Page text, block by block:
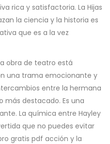
rica y satisfactoria. La Hijas
la ciencia y la historia es
que es a la vez
obra de teatro está
una trama emocionante y
entre la hermana
más destacado. Es una
La química entre Hayley
que no puedes evitar
gratis pdf acción y la